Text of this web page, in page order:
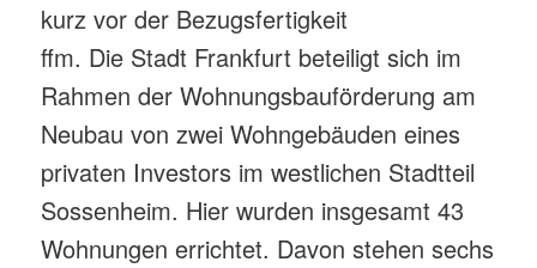
kurz vor der Bezugsfertigkeit
ffm. Die Stadt Frankfurt beteiligt sich im
Rahmen der Wohnungsbauförderung am
Neubau von zwei Wohngebäuden eines
privaten Investors im westlichen Stadtteil
Sossenheim. Hier wurden insgesamt 43
Wohnungen errichtet. Davon stehen sechs